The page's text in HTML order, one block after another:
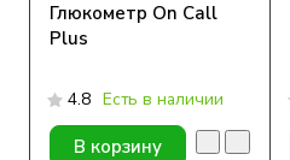
Глюкометр On Call
Plus
4.8 Есть в наличии
В корзину